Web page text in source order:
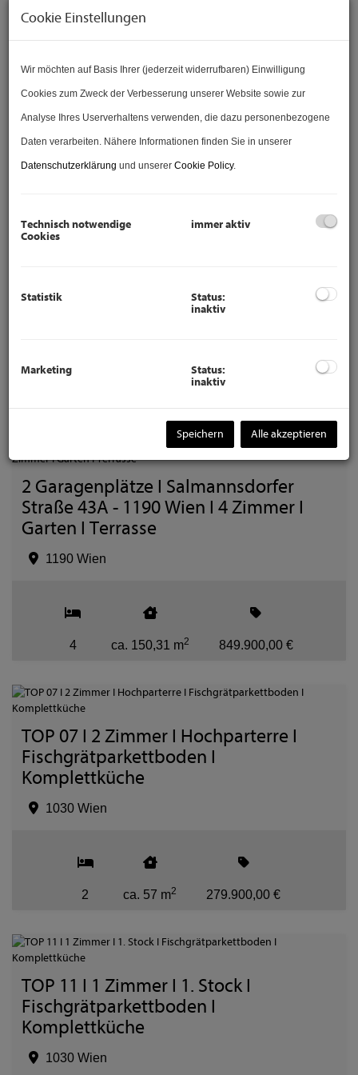
Zimmer
Wohnfläche (von/bis)
-
Filter zurücksetzen
Gartentraum I Nahe American
2 Garagenplätze I Salmannsdorfer
Straße 43A - 1190 Wien I 4 Zimmer I
Garten I Terrasse
1190 Wien
4 ca. 150,31 m2 849.900,00 €
TOP 07 I 2 Zimmer I Hochparterre I
Fischgrätparkettboden I
Komplettküche
1030 Wien
2 ca. 57 m2 279.900,00 €
TOP 11 I 1 Zimmer I 1. Stock I
Fischgrätparkettboden I
Komplettküche
1030 Wien
Cookie Einstellungen
Wir möchten auf Basis Ihrer (jederzeit widerrufbaren) Einwilligung
Cookies zum Zweck der Verbesserung unserer Website sowie zur
Analyse Ihres Userverhaltens verwenden, die dazu personenbezogene
Daten verarbeiten. Nähere Informationen finden Sie in unserer
Datenschutzerklärung und unserer Cookie Policy.
Technisch notwendige
Cookies
immer aktiv
Statistik
Status:
inaktiv
Marketing
Status:
inaktiv
Speichern Alle akzeptieren